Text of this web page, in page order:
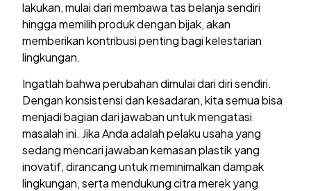
lakukan, mulai dari membawa tas belanja sendiri
hingga memilih produk dengan bijak, akan
memberikan kontribusi penting bagi kelestarian
lingkungan.
Ingatlah bahwa perubahan dimulai dari diri sendiri.
Dengan konsistensi dan kesadaran, kita semua bisa
menjadi bagian dari jawaban untuk mengatasi
masalah ini. Jika Anda adalah pelaku usaha yang
sedang mencari jawaban kemasan plastik yang
inovatif, dirancang untuk meminimalkan dampak
lingkungan, serta mendukung citra merek yang